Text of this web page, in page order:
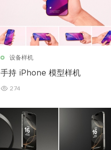
设备样机
手持 iPhone 模型样机
274